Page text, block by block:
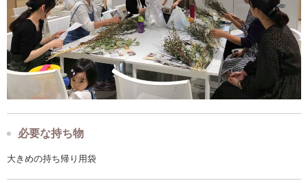
必要な持ち物
大きめの持ち帰り用袋